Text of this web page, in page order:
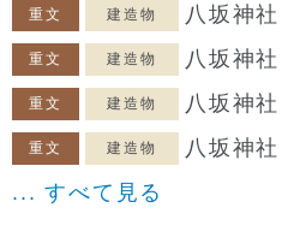
重文 建造物 八坂神社
重文 建造物 八坂神社
重文 建造物 八坂神社
重文 建造物 八坂神社
... すべて見る